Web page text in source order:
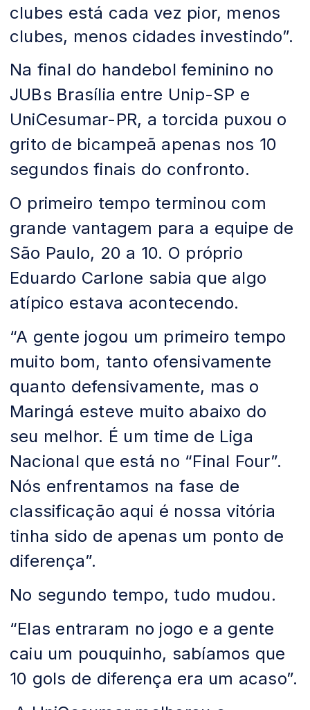
clubes está cada vez pior, menos
clubes, menos cidades investindo”.
Na final do handebol feminino no
JUBs Brasília entre Unip-SP e
UniCesumar-PR, a torcida puxou o
grito de bicampeã apenas nos 10
segundos finais do confronto.
O primeiro tempo terminou com
grande vantagem para a equipe de
São Paulo, 20 a 10. O próprio
Eduardo Carlone sabia que algo
atípico estava acontecendo.
“A gente jogou um primeiro tempo
muito bom, tanto ofensivamente
quanto defensivamente, mas o
Maringá esteve muito abaixo do
seu melhor. É um time de Liga
Nacional que está no “Final Four”.
Nós enfrentamos na fase de
classificação aqui é nossa vitória
tinha sido de apenas um ponto de
diferença”.
No segundo tempo, tudo mudou.
“Elas entraram no jogo e a gente
caiu um pouquinho, sabíamos que
10 gols de diferença era um acaso”.